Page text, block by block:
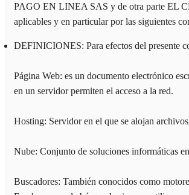
PAGO EN LINEA SAS y de otra parte EL
aplicables y en particular por las siguientes
DEFINICIONES: Para efectos del presente
Página Web: es un documento electrónico
en un servidor permiten el acceso a la red.
Hosting: Servidor en el que se alojan
Nube: Conjunto de soluciones informáticas
Buscadores: También conocidos como